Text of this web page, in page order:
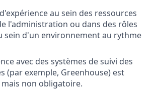
au sein des ressources
l'administration ou dans des rôles
sein d'un environnement au rythme
avec des systèmes de suivi des
(par exemple, Greenhouse) est
non obligatoire.